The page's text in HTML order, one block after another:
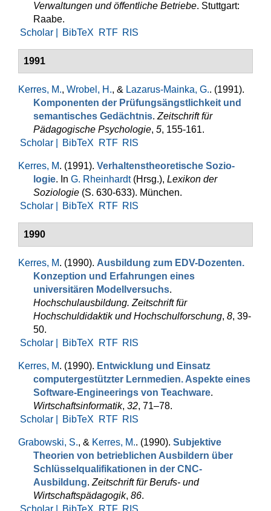
Verwaltungen und öffentliche Betriebe. Stuttgart:
Raabe.
Scholar |
BibTeX RTF RIS
1991
Kerres, M., Wrobel, H., & Lazarus-Mainka, G.. (1991).
Kompo­nenten der Prüfungsängstlichkeit und
semantisches Ge­dächtnis. Zeitschrift für
Pädagogische Psychologie, 5, 155-161.
Scholar |
BibTeX RTF RIS
Kerres, M. (1991). Verhaltenstheoretische Sozio­
logie. In G. Rheinhardt(Hrsg.), Lexikon der
Soziologie (S. 630-633). München.
Scholar |
BibTeX RTF RIS
1990
Kerres, M. (1990). Ausbildung zum EDV-Dozenten.
Konzeption und Erfahrungen eines
universitären Modellversuchs.
Hochschulausbildung. Zeit­schrift für
Hochschuldidaktik und Hochschulforschung, 8, 39-
50.
Scholar |
BibTeX RTF RIS
Kerres, M. (1990). Entwicklung und Einsatz
computergestützter Lernmedien. Aspekte eines
Software-Engineerings von Teachware.
Wirtschaftsinformatik, 32, 71–78.
Scholar |
BibTeX RTF RIS
Grabowski, S., & Kerres, M.. (1990). Subjektive
Theorien von be­trieblichen Ausbil­dern über
Schlüsselqualifikationen in der CNC-
Ausbildung. Zeitschrift für Berufs- und
Wirtschaftspädagogik, 86.
Scholar |
BibTeX RTF RIS